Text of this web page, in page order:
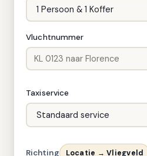
Vluchtnummer
Taxiservice
Richting Locatie → Vliegveld